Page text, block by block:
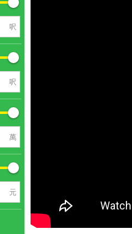
呎
呎
萬
元